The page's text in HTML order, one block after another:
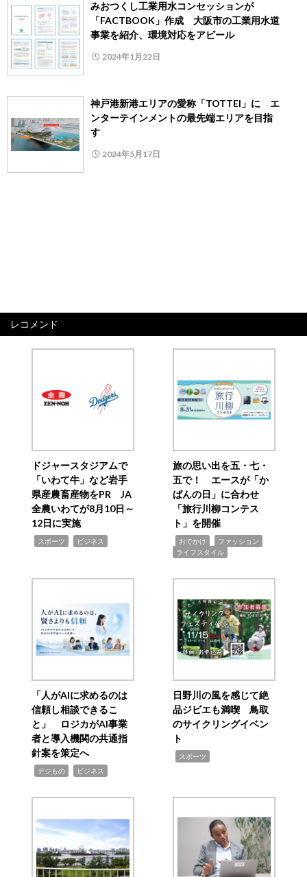
みおつくし工業用水コンセッションが
「FACTBOOK」作成 大阪市の工業用水道
事業を紹介、環境対応をアピール
2024年1月22日
神戸港新港エリアの愛称「TOTTEI」に エ
ンターテインメントの最先端エリアを目指
す
2024年5月17日
レコメンド
ドジャースタジアムで
「いわて牛」など岩手
県産農畜産物をPR JA
全農いわてが8月10日～
12日に実施
スポーツ ビジネス
旅の思い出を五・七・
五で！ エースが「か
ばんの日」に合わせ
「旅行川柳コンテス
ト」を開催
おでかけ ファッション
ライフスタイル
「人がAIに求めるのは
信頼し相談できるこ
と」 ロジカがAI事業
者と導入機関の共通指
針案を策定へ
デジもの ビジネス
日野川の風を感じて絶
品ジビエも満喫 鳥取
のサイクリングイベン
ト
スポーツ